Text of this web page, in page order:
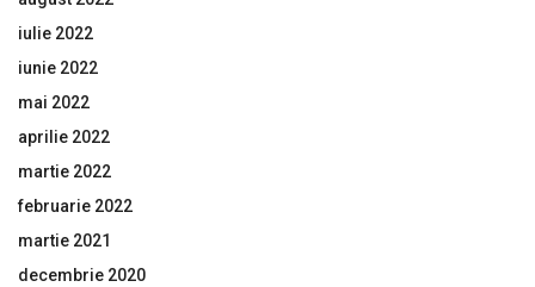
iulie 2022
iunie 2022
mai 2022
aprilie 2022
martie 2022
februarie 2022
martie 2021
decembrie 2020